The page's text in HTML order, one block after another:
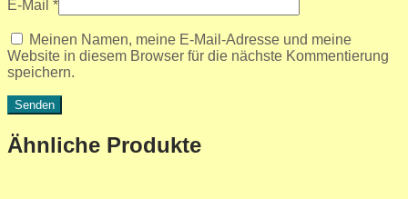
E-Mail *
Meinen Namen, meine E-Mail-Adresse und meine
Website in diesem Browser für die nächste Kommentierung
speichern.
Ähnliche Produkte